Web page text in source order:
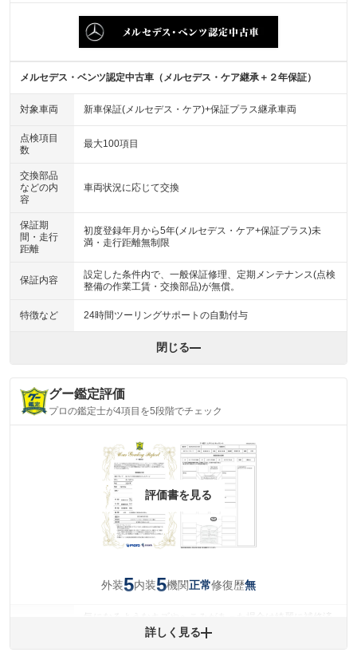
メルセデス・ベンツ認定中古車（メルセデス・ケア継承＋２年保証）
対象車両 新車保証(メルセデス・ケア)+保証プラス継承車両
点検項目
数
最大100項目
交換部品
などの内
容
車両状況に応じて交換
保証期
間・走行
距離
初度登録年月から5年(メルセデス・ケア+保証プラス)未
満・走行距離無制限
保証内容
設定した条件内で、一般保証修理、定期メンテナンス(点検
整備の作業工賃・交換部品)が無償。
特徴など 24時間ツーリングサポートの自動付与
閉じる
グー鑑定評価
プロの鑑定士が4項目を5段階でチェック
評価書を見る
外装5内装5機関正常修復歴無
みですが、 小さなキズやヘコミが残っている場合もありま
詳しく見る